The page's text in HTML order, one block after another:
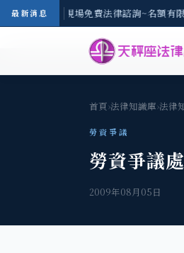
最新消息
地區-8/3(一) 現場免費法律諮詢~名額
首頁›法律知識庫›法律
勞資爭議
勞資爭議
2009年08月05日